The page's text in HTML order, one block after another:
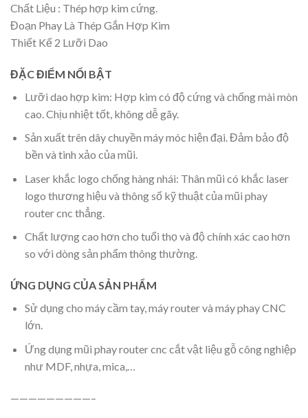
Chất Liệu : Thép hợp kim cứng.
Đoạn Phay Là Thép Gắn Hợp Kim
Thiết Kế 2 Lưỡi Dao
ĐẶC ĐIỂM NỔI BẬT
Lưỡi dao hợp kim: Hợp kim có độ cứng và chống mài mòn
cao. Chịu nhiệt tốt, không dễ gãy.
Sản xuất trên dây chuyền máy móc hiện đại. Đảm bảo độ
bền và tinh xảo của mũi.
Laser khắc logo chống hàng nhái: Thân mũi có khắc laser
logo thương hiệu và thông số kỹ thuật của mũi phay
router cnc thẳng.
Chất lượng cao hơn cho tuổi thọ và độ chính xác cao hơn
so với dòng sản phẩm thông thường.
ỨNG DỤNG CỦA SẢN PHẨM
Sử dụng cho máy cầm tay, máy router và máy phay CNC
lớn.
Ứng dụng mũi phay router cnc cắt vật liệu gỗ công nghiệp
như MDF, nhựa, mica,…
—————————–